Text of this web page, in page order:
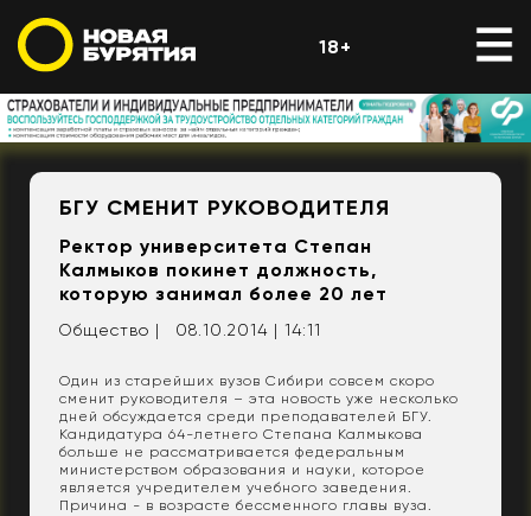
18+
БГУ СМЕНИТ РУКОВОДИТЕЛЯ
Ректор университета Степан
Калмыков покинет должность,
которую занимал более 20 лет
Общество | 08.10.2014 | 14:11
Один из старейших вузов Сибири совсем скоро
сменит руководителя – эта новость уже несколько
дней обсуждается среди преподавателей БГУ.
Кандидатура 64-летнего Степана Калмыкова
больше не рассматривается федеральным
министерством образования и науки, которое
является учредителем учебного заведения.
Причина - в возрасте бессменного главы вуза.